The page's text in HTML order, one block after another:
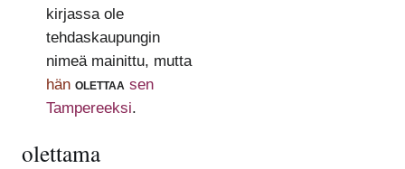
kirjassa ole
tehdaskaupungin
nimeä mainittu, mutta
hän olettaa sen
Tampereeksi.
olettama